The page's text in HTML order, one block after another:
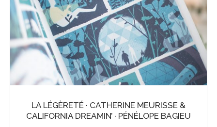
LA LÉGÈRETÉ · CATHERINE MEURISSE &
CALIFORNIA DREAMIN’ · PÉNÉLOPE BAGIEU